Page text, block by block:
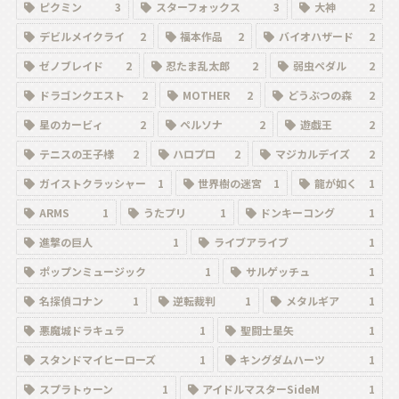
ピクミン 3 スターフォックス 3 大神
2
デビルメイクライ
2 福本作品 2 バイオハザード
2
ゼノブレイド
2 忍たま乱太郎 2 弱虫ペダル
2
ドラゴンクエスト
2 MOTHER 2 どうぶつの森
2
星のカービィ
2 ペルソナ 2 遊戯王
2
テニスの王子様
2 ハロプロ 2 マジカルデイズ
2
ガイストクラッシャー
1 世界樹の迷宮 1 龍が如く
1
ARMS
1 うたプリ 1 ドンキーコング
1
進撃の巨人
1 ライブアライブ
1
ポップンミュージック
1 サルゲッチュ
1
名探偵コナン
1 逆転裁判 1 メタルギア
1
悪魔城ドラキュラ
1 聖闘士星矢
1
スタンドマイヒーローズ
1 キングダムハーツ
1
スプラトゥーン
1 アイドルマスターSideM 1